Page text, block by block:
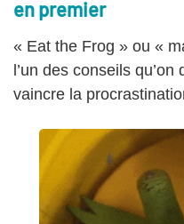
en premier
« Eat the Frog » ou «
l’un des conseils
vaincre la